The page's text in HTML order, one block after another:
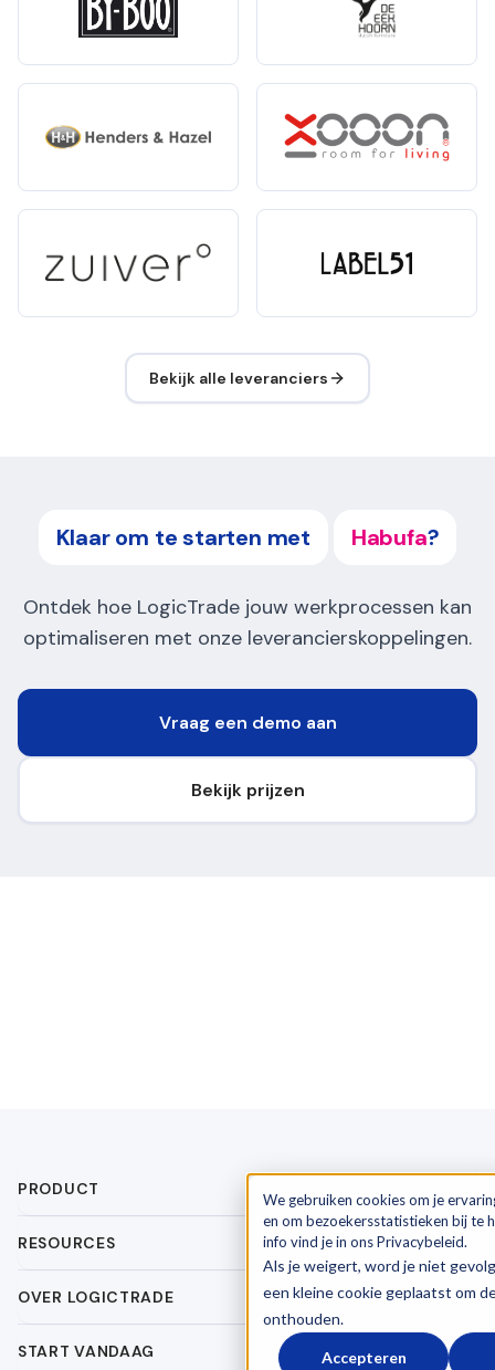
We gebruiken cookies om je
en om bezoekersstatistieken bij te
info vind je in ons Privacybeleid.
Als je weigert, word je niet
een kleine cookie geplaatst om
onthouden.
Accepteren
Bekijk alle leveranciers
Klaar om te starten met Habufa?
Ontdek hoe LogicTrade jouw werkprocessen kan
optimaliseren met onze leverancierskoppelingen.
Vraag een demo aan
Bekijk prijzen
PRODUCT
RESOURCES
OVER LOGICTRADE
START VANDAAG